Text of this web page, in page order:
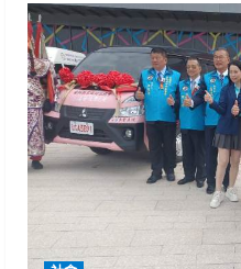
安
委
外
講
習
臺
南
首
發